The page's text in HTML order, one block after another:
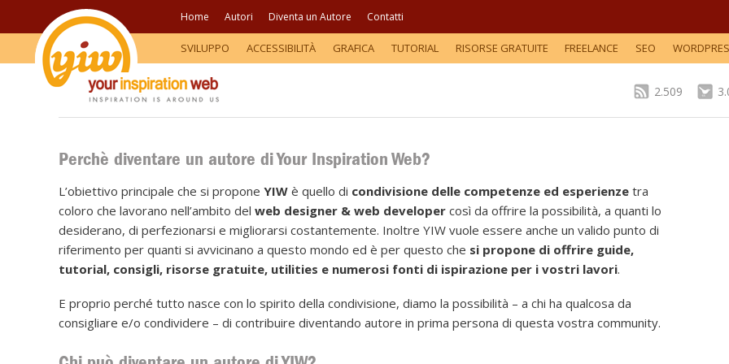
Home Autori Diventa un Autore Contatti
SVILUPPO ACCESSIBILITÀ GRAFICA TUTORIAL RISORSE GRATUITE FREELANCE SEO
2.509
Perchè diventare un autore di Your Inspiration Web?
L’obiettivo principale che si propone YIW è quello di condivisione delle competenze ed esperienze tra
coloro che lavorano nell’ambito del web designer & web developer così da offrire la possibilità, a quanti lo
desiderano, di perfezionarsi e migliorarsi costantemente. Inoltre YIW vuole essere anche un valido punto di
riferimento per quanti si avvicinano a questo mondo ed è per questo che si propone di offrire guide,
tutorial, consigli, risorse gratuite, utilities e numerosi fonti di ispirazione per i vostri lavori.
E proprio perché tutto nasce con lo spirito della condivisione, diamo la possibilità – a chi ha qualcosa da
consigliare e/o condividere – di contribuire diventando autore in prima persona di questa vostra community.